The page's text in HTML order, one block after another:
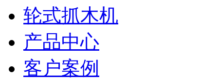
轮式抓木机
产品中心
客户案例